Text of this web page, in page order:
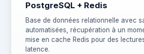
PostgreSQL + Redis
Base de données relationnelle avec
automatisées, récupération à un
mise en cache Redis pour des
latence.